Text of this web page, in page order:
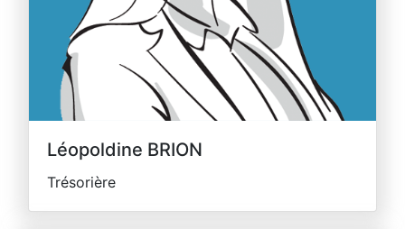
Léopoldine BRION
Trésorière